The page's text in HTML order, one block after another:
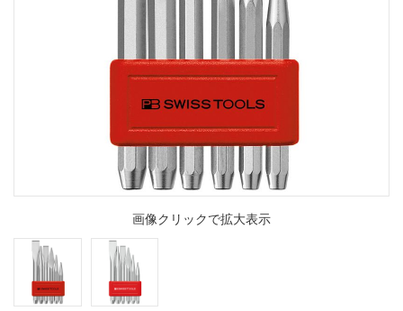
画像クリックで拡大表示